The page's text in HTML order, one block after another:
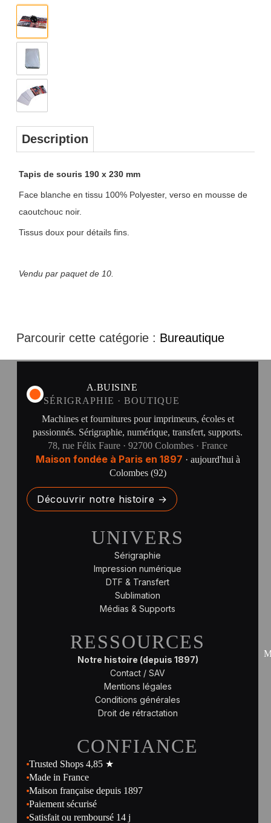
Description
Tapis de souris 190 x 230 mm
Face blanche en tissu 100% Polyester, verso en mousse de
caoutchouc noir.
Tissus doux pour détails fins.
Vendu par paquet de 10.
Parcourir cette catégorie : Bureautique
A.BUISINE
SÉRIGRAPHIE · BOUTIQUE
Machines et fournitures pour imprimeurs, écoles et
passionnés. Sérigraphie, numérique, transfert, supports.
78, rue Félix Faure · 92700 Colombes · France
Maison fondée à Paris en 1897 · aujourd'hui à
Colombes (92)
Découvrir notre histoire →
UNIVERS
Sérigraphie
Impression numérique
DTF & Transfert
Sublimation
Médias & Supports
RESSOURCES
Notre histoire (depuis 1897)
Contact / SAV
Mentions légales
Conditions générales
Droit de rétractation
CONFIANCE
Trusted Shops 4,85 ★
Made in France
Maison française depuis 1897
Paiement sécurisé
Satisfait ou remboursé 14 j